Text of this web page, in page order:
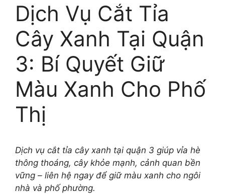
Dịch Vụ Cắt Tỉa
Cây Xanh Tại Quận
3: Bí Quyết Giữ
Màu Xanh Cho Phố
Thị
Dịch vụ cắt tỉa cây xanh tại quận 3 giúp vỉa hè
thông thoáng, cây khỏe mạnh, cảnh quan bền
vững – liên hệ ngay để giữ màu xanh cho ngôi
nhà và phố phường.